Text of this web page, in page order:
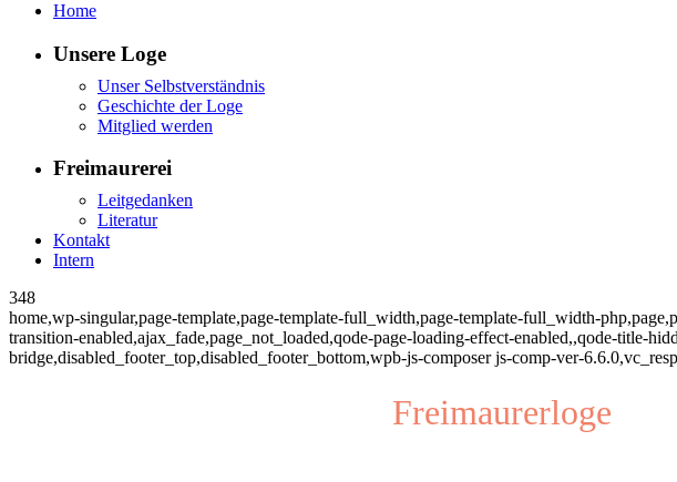
Home
Unsere Loge
Unser Selbstverständnis
Geschichte der Loge
Mitglied werden
Freimaurerei
Leitgedanken
Literatur
Kontakt
Intern
348
home,wp-singular,page-template,page-template-full_width,page-template-full_width-
transition-enabled,ajax_fade,page_not_loaded,qode-page-loading-effect-enabled,,qode-title-
bridge,disabled_footer_top,disabled_footer_bottom,wpb-js-composer js-comp-ver-
Freimaurerloge